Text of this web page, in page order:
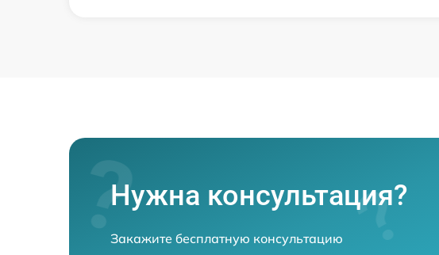
Нужна консультация?
Закажите бесплатную консультацию